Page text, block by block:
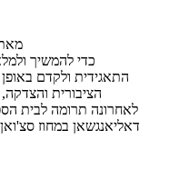
מאת
כדי להמשיך
התאגידית ולקדם
הציבורית
לאחרונה תרומה לבית
דאליאנגשאן במחוז